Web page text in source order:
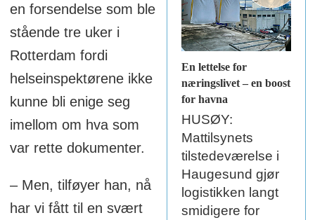
En lettelse for
næringslivet – en boost
for havna
HUSØY:
Mattilsynets
tilstedeværelse i
Haugesund gjør
logistikken langt
smidigere for
en forsendelse som ble
stående tre uker i
Rotterdam fordi
helseinspektørene ikke
kunne bli enige seg
imellom om hva som
var rette dokumenter.
– Men, tilføyer han, nå
har vi fått til en svært